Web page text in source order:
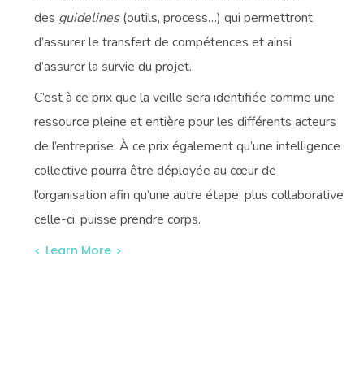
des guidelines(outils, process…) qui permettront
d’assurer le transfert de compétences et ainsi
d’assurer la survie du projet.
C’est à ce prix que la veille sera identifiée comme une
ressource pleine et entière pour les différents acteurs
de l’entreprise. À ce prix également qu’une intelligence
collective pourra être déployée au cœur de
l’organisation afin qu’une autre étape, plus collaborative
celle-ci, puisse prendre corps.
Learn More